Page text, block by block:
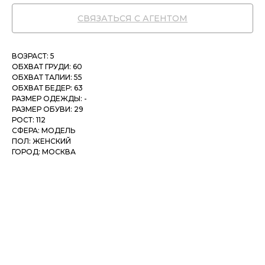
СВЯЗАТЬСЯ С АГЕНТОМ
ВОЗРАСТ: 5
ОБХВАТ ГРУДИ: 60
ОБХВАТ ТАЛИИ: 55
ОБХВАТ БЕДЕР: 63
РАЗМЕР ОДЕЖДЫ: -
РАЗМЕР ОБУВИ: 29
РОСТ: 112
СФЕРА: МОДЕЛЬ
ПОЛ: ЖЕНСКИЙ
ГОРОД: МОСКВА